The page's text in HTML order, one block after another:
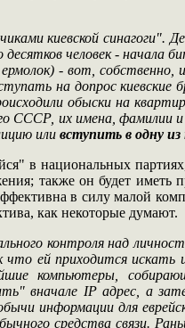
киевской синагоги".
человек - начала
- вот,
на допрос киевские
обыски на
СССР, их имена, фамилии
или вступить в одну
в национальных
также он будет
в силу малой
как некоторые думают.
контроля над
ей приходится искать
компьютеры,
вначале IP адрес, а
информации для
средства связи.